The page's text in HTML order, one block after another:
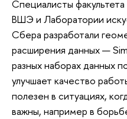
Специалисты
ВШЭ и Лаборатории
Сбера разработали
расширения данных —
разных наборах данных
улучшает качество
полезен в ситуациях,
важны, например в